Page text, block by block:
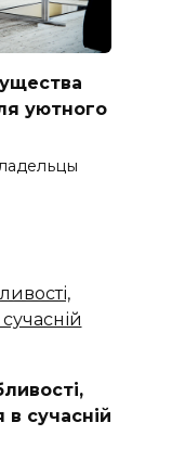
уютного
в сучасній